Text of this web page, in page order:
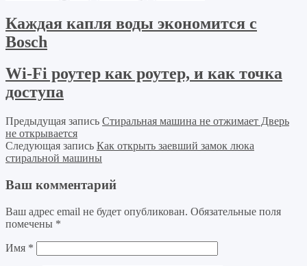
Каждая капля воды экономится с
Bosch
Wi-Fi роутер как роутер, и как точка
доступа
Предыдущая запись Стиральная машина не отжимает Дверь
не открывается
Следующая запись Как открыть заевший замок люка
стиральной машины
Ваш комментарий
Ваш адрес email не будет опубликован. Обязательные поля
помечены *
Имя *